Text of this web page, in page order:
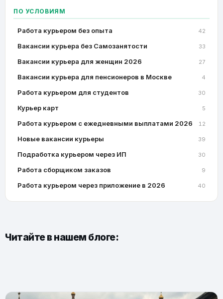
ПО УСЛОВИЯМ
Работа курьером без опыта 42
Вакансии курьера без Самозанятости 33
Вакансии курьера для женщин 2026 27
Вакансии курьера для пенсионеров в Москве 4
Работа курьером для студентов 30
Курьер карт 5
Работа курьером с ежедневными выплатами 2026 12
Новые вакансии курьеры 39
Подработка курьером через ИП 30
Работа сборщиком заказов 9
Работа курьером через приложение в 2026 40
Читайте в нашем блоге: